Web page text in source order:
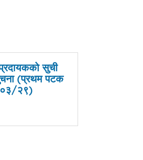
सुची
(प्रथम पटक
२९)